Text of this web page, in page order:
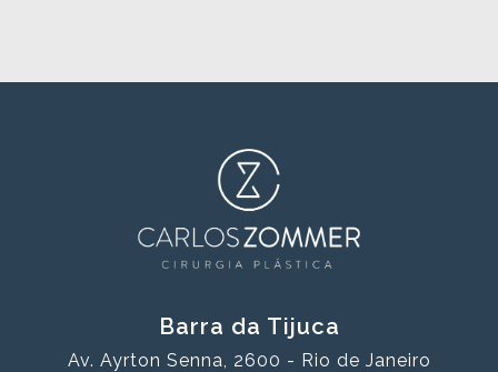
Barra da Tijuca
Av. Ayrton Senna, 2600 - Rio de Janeiro